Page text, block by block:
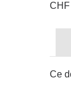
Ce